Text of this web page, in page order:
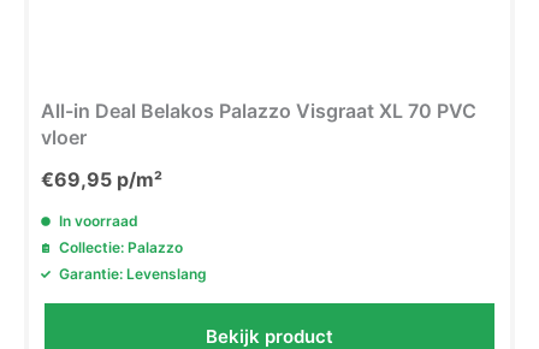
All-in Deal Belakos Palazzo Visgraat XL 70 PVC
vloer
€69,95 p/m²
In voorraad
Collectie: Palazzo
Garantie: Levenslang
Bekijk product
Ja, ik wil extra korting